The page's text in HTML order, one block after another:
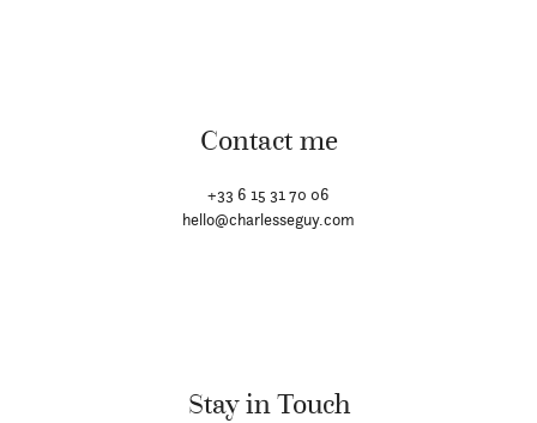
Contact me
+33 6 15 31 70 06
hello@charlesseguy.com
Stay in Touch